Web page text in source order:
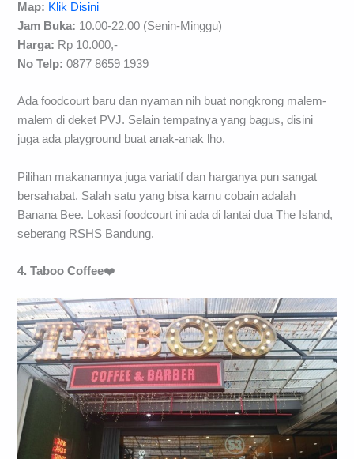
Map: Klik Disini
Jam Buka: 10.00-22.00 (Senin-Minggu)
Harga: Rp 10.000,-
No Telp: 0877 8659 1939
Ada foodcourt baru dan nyaman nih buat nongkrong malem-
malem di deket PVJ. Selain tempatnya yang bagus, disini
juga ada playground buat anak-anak lho.
Pilihan makanannya juga variatif dan harganya pun sangat
bersahabat. Salah satu yang bisa kamu cobain adalah
Banana Bee. Lokasi foodcourt ini ada di lantai dua The Island,
seberang RSHS Bandung.
4. Taboo Coffee❤️